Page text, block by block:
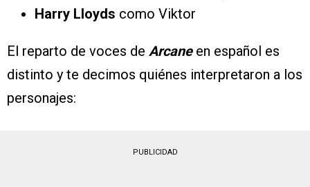
Harry Lloyds como Viktor
El reparto de voces de Arcane en español es
distinto y te decimos quiénes interpretaron a los
personajes:
PUBLICIDAD